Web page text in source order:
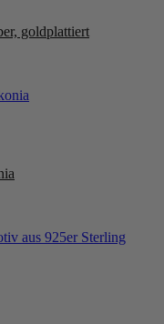
goldplattiert